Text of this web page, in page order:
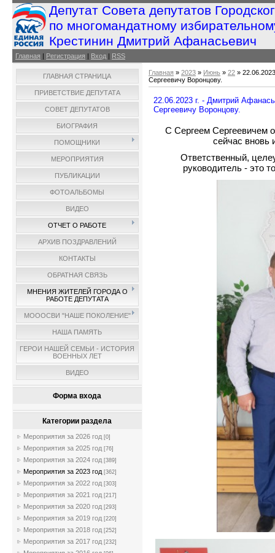
Депутат Совета депутатов
по многомандатному
Крестинин Дмитрий Афанасьевич
Главная | Регистрация | Вход | RSS
ГЛАВНАЯ СТРАНИЦА
ПРИВЕТСТВИЕ ДЕПУТАТА
СОВЕТ ДЕПУТАТОВ
БИОГРАФИЯ
ПОМОЩНИКИ
МЕРОПРИЯТИЯ
ПУБЛИКАЦИИ
ФОТОАЛЬБОМЫ
ВИДЕО
ОТЧЕТ О РАБОТЕ
АРХИВ ПОЗДРАВЛЕНИЙ
КОНТАКТЫ
ОБРАТНАЯ СВЯЗЬ
МНЕНИЯ ЖИТЕЛЕЙ ГОРОДА О
РАБОТЕ ДЕПУТАТА
МОООСВИ "НАШЕ ПОКОЛЕНИЕ"
НАША ПАМЯТЬ
ГЕРОИ НАШЕЙ СЕМЬИ - ИСТОРИЯ
ВОЕННЫХ ЛЕТ
ВИДЕО
Форма входа
Категории раздела
Мероприятия за 2026 год [0]
Мероприятия за 2025 год [76]
Мероприятия за 2024 год [389]
Мероприятия за 2023 год [362]
Мероприятия за 2022 год [303]
Мероприятия за 2021 год [217]
Мероприятия за 2020 год [293]
Мероприятия за 2019 год [220]
Мероприятия за 2018 год [252]
Мероприятия за 2017 год [232]
Главная » 2023 » Июнь » 22 »
Сергеевичу Воронцову.
22.06.2023 г. - Дмитрий
Сергеевичу Воронцову.
С Сергеем Сергеевичем
сейчас вновь
Ответственный,
руководитель - это